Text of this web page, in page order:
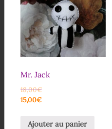
Mr. Jack
18,00€
15,00€
Ajouter au panier